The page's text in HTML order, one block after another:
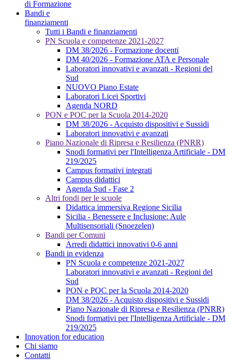
di Formazione
Bandi e
finanziamenti
Tutti i Bandi e finanziamenti
PN Scuola e competenze 2021-2027
DM 38/2026 - Formazione docenti
DM 40/2026 - Formazione ATA e Personale
Laboratori innovativi e avanzati - Regioni del
Sud
NUOVO Piano Estate
Laboratori Licei Sportivi
Agenda NORD
PON e POC per la Scuola 2014-2020
DM 38/2026 - Acquisto dispositivi e Sussidi
Laboratori innovativi e avanzati
Piano Nazionale di Ripresa e Resilienza (PNRR)
Snodi formativi per l'Intelligenza Artificiale - DM
219/2025
Campus formativi integrati
Campus didattici
Agenda Sud - Fase 2
Altri fondi per le scuole
Didattica immersiva Regione Sicilia
Sicilia - Benessere e Inclusione: Aule
Multisensoriali (Snoezelen)
Bandi per Comuni
Arredi didattici innovativi 0-6 anni
Bandi in evidenza
PN Scuola e competenze 2021-2027
Laboratori innovativi e avanzati - Regioni del
Sud
PON e POC per la Scuola 2014-2020
DM 38/2026 - Acquisto dispositivi e Sussidi
Piano Nazionale di Ripresa e Resilienza (PNRR)
Snodi formativi per l'Intelligenza Artificiale - DM
219/2025
Innovation for education
Chi siamo
Contatti